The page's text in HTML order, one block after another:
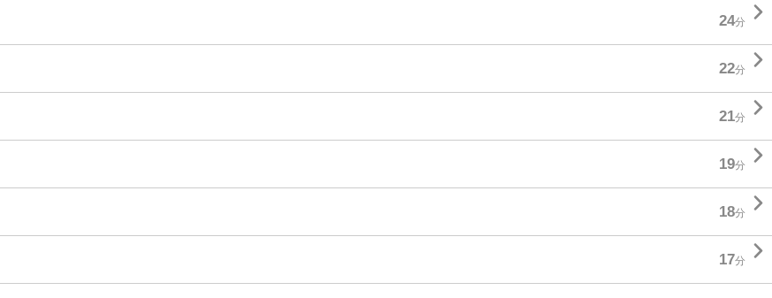
24分 
22分 
21分 
19分 
18分 
17分 